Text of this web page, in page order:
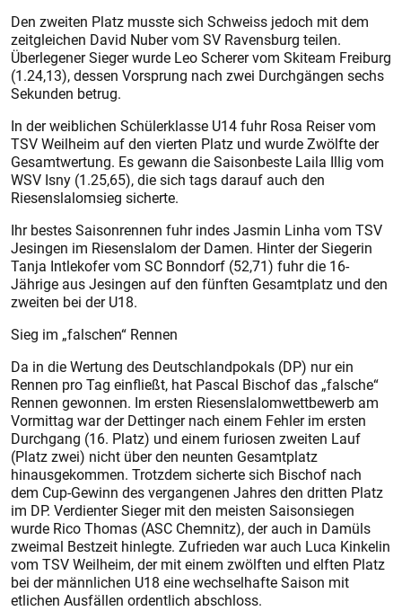
Den zweiten Platz musste sich Schweiss jedoch mit dem
zeitgleichen David Nuber vom SV Ravensburg teilen.
Überlegener Sieger wurde Leo Scherer vom Skiteam Freiburg
(1.24,13), dessen Vorsprung nach zwei Durchgängen sechs
Sekunden betrug.
In der weiblichen Schülerklasse U14 fuhr Rosa Reiser vom
TSV Weilheim auf den vierten Platz und wurde Zwölfte der
Gesamtwertung. Es gewann die Saisonbeste Laila Illig vom
WSV Isny (1.25,65), die sich tags darauf auch den
Riesenslalomsieg sicherte.
Ihr bestes Saisonrennen fuhr indes Jasmin Linha vom TSV
Jesingen im Riesenslalom der Damen. Hinter der Siegerin
Tanja Intlekofer vom SC Bonndorf (52,71) fuhr die 16-
Jährige aus Jesingen auf den fünften Gesamtplatz und den
zweiten bei der U18.
Sieg im „falschen“ Rennen
Da in die Wertung des Deutschlandpokals (DP) nur ein
Rennen pro Tag einfließt, hat Pascal Bischof das „falsche“
Rennen gewonnen. Im ersten Riesenslalomwettbewerb am
Vormittag war der Dettinger nach einem Fehler im ersten
Durchgang (16. Platz) und einem furiosen zweiten Lauf
(Platz zwei) nicht über den neunten Gesamtplatz
hinausgekommen. Trotzdem sicherte sich Bischof nach
dem Cup-Gewinn des vergangenen Jahres den dritten Platz
im DP. Verdienter Sieger mit den meisten Saisonsiegen
wurde Rico Thomas (ASC Chemnitz), der auch in Damüls
zweimal Bestzeit hinlegte. Zufrieden war auch Luca Kinkelin
vom TSV Weilheim, der mit einem zwölften und elften Platz
bei der männlichen U18 eine wechselhafte Saison mit
etlichen Ausfällen ordentlich abschloss.